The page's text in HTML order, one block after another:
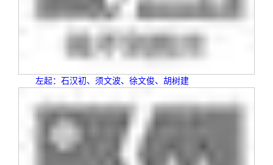
左起：石汉初、须文波、徐文俊、胡树建